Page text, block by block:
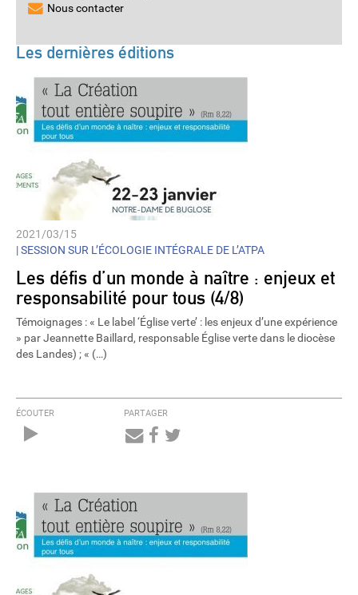
Nous contacter
Les dernières éditions
2021/03/15
|SESSION SUR L’ÉCOLOGIE INTÉGRALE DE L’ATPA
Les défis d’un monde à naître : enjeux et
responsabilité pour tous (4/8)
Témoignages : « Le label ‘Église verte’ : les enjeux d’une expérience
» par Jeannette Baillard, responsable Église verte dans le diocèse
des Landes) ; « (…)
ÉCOUTER PARTAGER